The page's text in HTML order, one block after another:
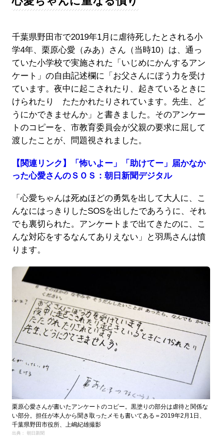
千葉県野田市で2019年1月に虐待死したとされる小
学4年、栗原心愛（みあ）さん（当時10）は、通っ
ていた小学校で実施された「いじめにかんするアン
ケート」の自由記述欄に「お父さんにぼう力を受け
ています。夜中に起こされたり、起きているときに
けられたり たたかれたりされています。先生、ど
うにかできませんか」と書きました。そのアンケー
トのコピーを、市教育委員会が父親の要求に屈して
渡したことが、問題視されました。
【関連リンク】「怖いよー」「助けてー」届かなか
った心愛さんのＳＯＳ：朝日新聞デジタル
「心愛ちゃんは死ぬほどの勇気を出して大人に、こ
んなにはっきりしたSOSを出したであろうに、それ
でも裏切られた。アンケートまで出てきたのに、こ
んな対応をするなんてありえない」と羽馬さんは憤
ります。
栗原心愛さんが書いたアンケートのコピー。黒塗りの部分は虐待と関係な
い部分。担任が本人から聞き取ったメモも書いてある＝2019年2月1日、
千葉県野田市役所、上嶋紀雄撮影
出典： 朝日新聞